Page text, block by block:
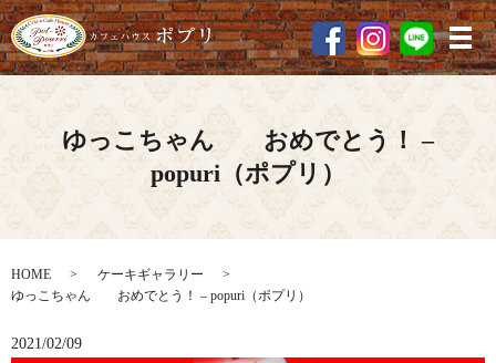
メ
ゆっこちゃん おめでとう！ –
popuri（ポプリ）
HOME
ケーキギャラリー
ゆっこちゃん おめでとう！ – popuri（ポプリ）
2021/02/09